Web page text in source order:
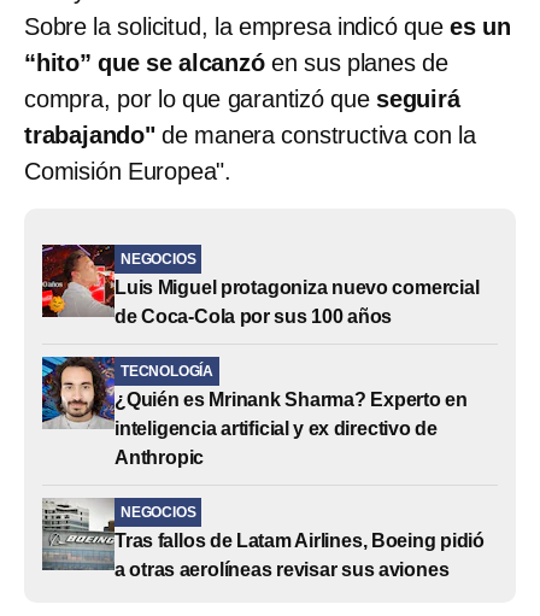
Sobre la solicitud, la empresa indicó que es un
“hito” que se alcanzóen sus planes de
compra, por lo que garantizó que seguirá
trabajando"de manera constructiva con la
Comisión Europea".
NEGOCIOS
Luis Miguel protagoniza nuevo comercial
de Coca-Cola por sus 100 años
TECNOLOGÍA
¿Quién es Mrinank Sharma? Experto en
inteligencia artificial y ex directivo de
Anthropic
NEGOCIOS
Tras fallos de Latam Airlines, Boeing pidió
a otras aerolíneas revisar sus aviones